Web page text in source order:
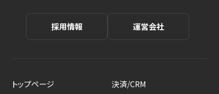
採用情報 運営会社
トップページ
決済/CRM